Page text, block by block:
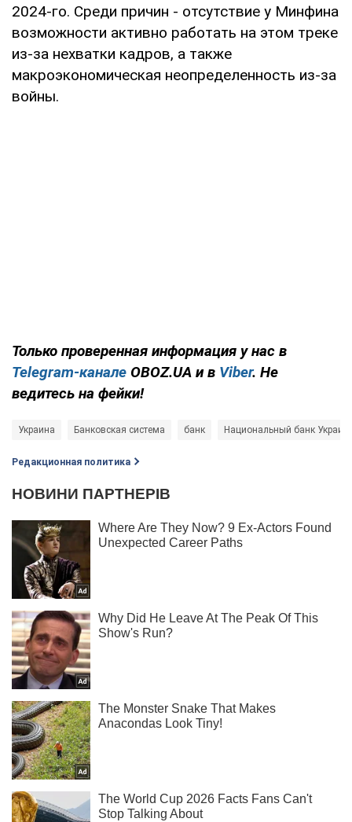
2024-го. Среди причин - отсутствие у Минфина
возможности активно работать на этом треке
из-за нехватки кадров, а также
макроэкономическая неопределенность из-за
войны.
Только проверенная информация у нас в
Telegram-канале OBOZ.UA и в Viber. Не
ведитесь на фейки!
Украина Банковская система банк Национальный банк
Редакционная политика